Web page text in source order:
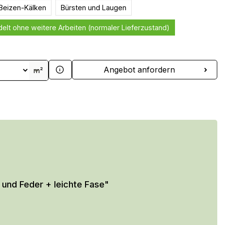
Kälken Bürsten und Laugen
ohne weitere Arbeiten (normaler Lieferzustand)
Anzahl: Gib den gewünschten Wert
m² Angebot anfordern
Feder + leichte Fase"